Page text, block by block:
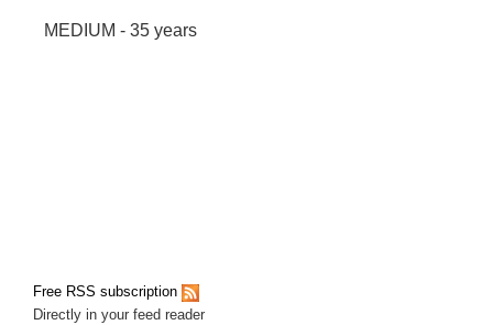
MEDIUM - 35 years
Free RSS subscription
Directly in your feed reader